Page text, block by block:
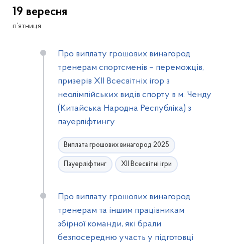
19 вересня
п’ятниця
Про виплату грошових винагород
тренерам спортсменів – переможців,
призерів XІI Всесвітніх ігор з
неолімпійських видів спорту в м. Ченду
(Китайська Народна Республіка) з
пауерліфтингу
Виплата грошових винагород 2025
Пауерліфтинг ХІІ Всесвітні ігри
Про виплату грошових винагород
тренерам та іншим працівникам
збірної команди, які брали
безпосередню участь у підготовці